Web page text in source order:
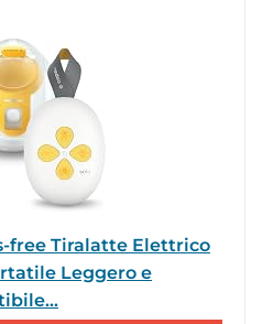
free Tiralatte Elettrico
Leggero e